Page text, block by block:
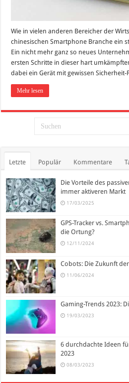
Wie in vielen anderen Bereicher der
chinesischen Smartphone Branche ein
Ein nicht mehr ganz so neues
ersten Schritte in dieser hart
dabei ein Gerät mit gewissen Sicherheit-
Mehr lesen
Letzte Populär Kommentare
Die Vorteile des
immer aktiveren Markt
17/03/2025
GPS-Tracker vs.
die Ortung?
12/11/2024
Cobots: Die Zukunft
11/06/2024
Gaming-Trends 2023:
19/03/2023
6 durchdachte Ideen
2023
08/03/2023